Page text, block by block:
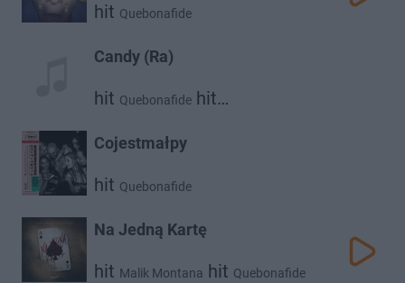
hit Quebonafide
Candy (Ra)
hit Quebonafide hit
Cojestmałpy
hit Quebonafide
Na Jedną Kartę
hit Malik Montana hit Quebonafide